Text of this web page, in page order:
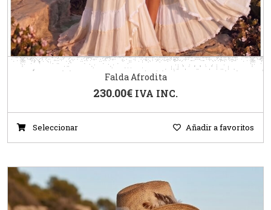
Falda Afrodita
230.00€ IVA INC.
Seleccionar Añadir a favoritos